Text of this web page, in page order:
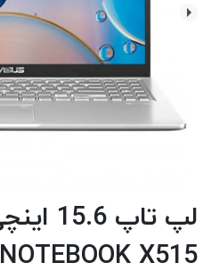
NOTEBOOK X515